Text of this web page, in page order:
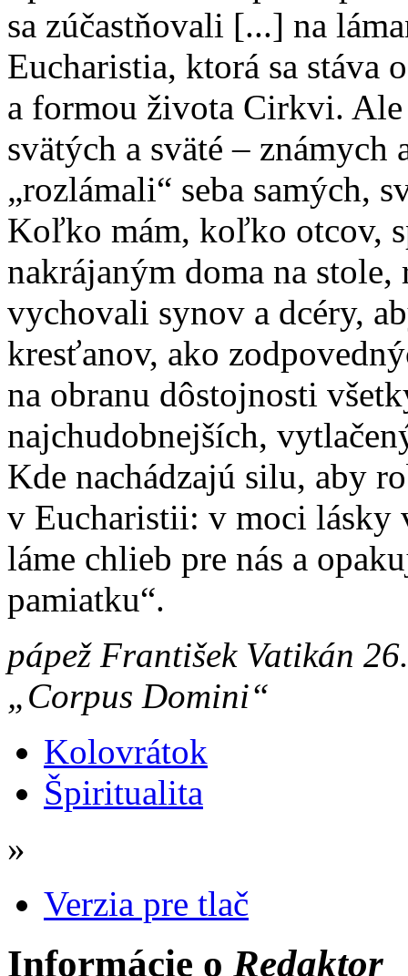
sa zúčastňovali [...] na
Eucharistia, ktorá sa stáva
a formou života Cirkvi.
svätých a sväté –
„rozlámali“ seba samých,
Koľko mám, koľko otcov,
nakrájaným doma na
vychovali synov a dcéry,
kresťanov, ako
na obranu dôstojnosti
najchudobnejších,
Kde nachádzajú silu, aby
v Eucharistii: v moci lásky
láme chlieb pre nás a
pamiatku“.
pápež František Vatikán
„Corpus Domini“
Kolovrátok
Špiritualita
»
Verzia pre tlač
Informácie o Redaktor